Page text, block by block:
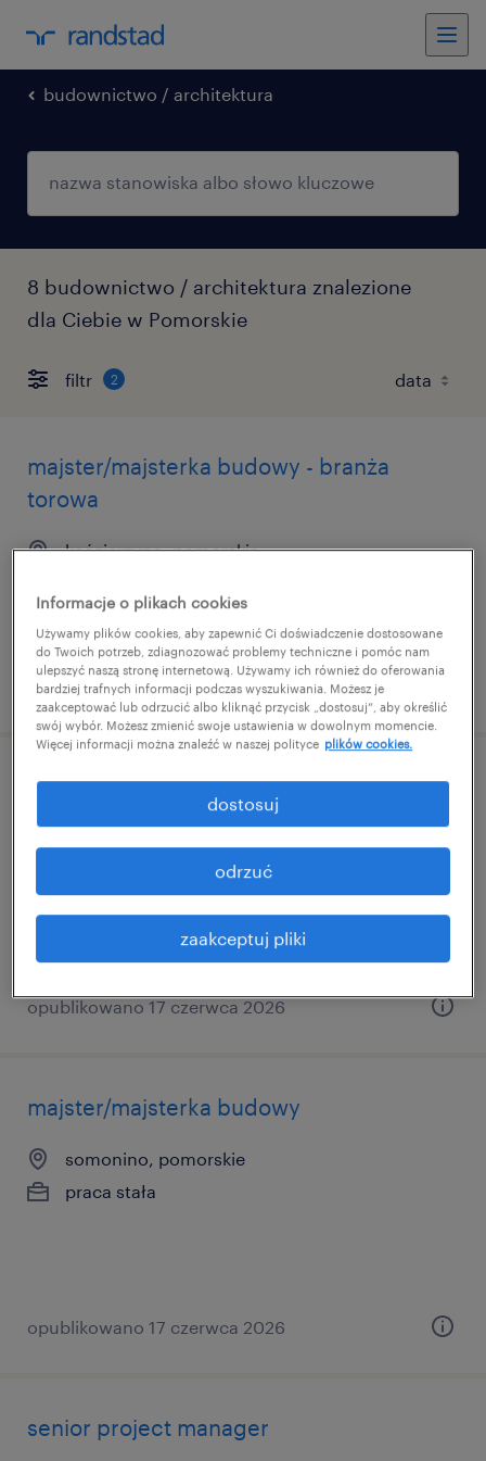
budownictwo / architektura
8 budownictwo / architektura znalezione
dla Ciebie w Pomorskie
filtr 2
majster/majsterka budowy - branża
torowa
kościerzyna, pomorskie
opublikowano 17 czerwca 2026
kierownik/kierowniczka robót - branża
torowa
kościerzyna, pomorskie
praca stała
opublikowano 17 czerwca 2026
majster/majsterka budowy
somonino, pomorskie
praca stała
opublikowano 17 czerwca 2026
senior project manager
Informacje o plikach cookies
Używamy plików cookies, aby zapewnić Ci doświadczenie dostosowane
do Twoich potrzeb, zdiagnozować problemy techniczne i pomóc nam
ulepszyć naszą stronę internetową. Używamy ich również do oferowania
bardziej trafnych informacji podczas wyszukiwania. Możesz je
zaakceptować lub odrzucić albo kliknąć przycisk „dostosuj”, aby określić
swój wybór. Możesz zmienić swoje ustawienia w dowolnym momencie.
Więcej informacji można znaleźć w naszej polityce plików cookies.
zaakceptuj pliki
odrzuć
dostosuj